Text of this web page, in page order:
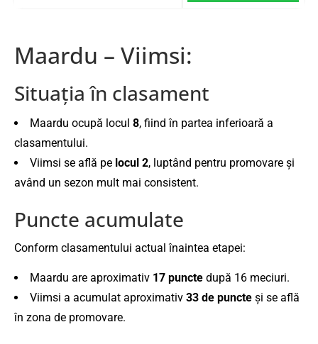
Maardu – Viimsi:
Situația în clasament
Maardu ocupă locul 8, fiind în partea inferioară a
clasamentului.
Viimsi se află pe locul 2, luptând pentru promovare și
având un sezon mult mai consistent.
Puncte acumulate
Conform clasamentului actual înaintea etapei:
Maardu are aproximativ 17 puncte după 16 meciuri.
Viimsi a acumulat aproximativ 33 de puncte și se află
în zona de promovare.